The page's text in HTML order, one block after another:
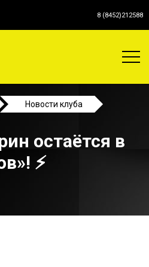
8 (8452)212588
Новости клуба
остаётся в
⚡